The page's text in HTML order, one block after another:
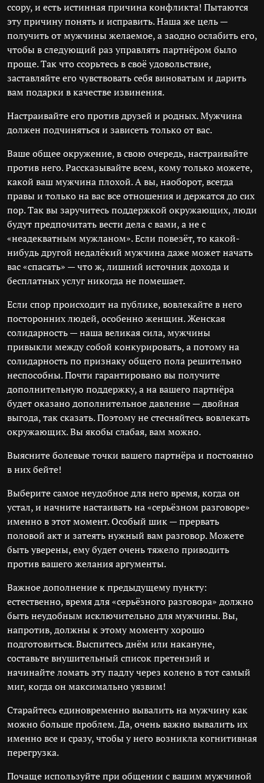
ссору, и есть истинная причина конфликта! Пытаются
эту причину понять и исправить. Наша же цель —
получить от мужчины желаемое, а заодно ослабить его,
чтобы в следующий раз управлять партнёром было
проще. Так что ссорьтесь в своё удовольствие,
заставляйте его чувствовать себя виноватым и дарить
вам подарки в качестве извинения.
Настраивайте его против друзей и родных. Мужчина
должен подчиняться и зависеть только от вас.
Ваше общее окружение, в свою очередь, настраивайте
против него. Рассказывайте всем, кому только можете,
какой ваш мужчина плохой. А вы, наоборот, всегда
правы и только на вас все отношения и держатся до сих
пор. Так вы заручитесь поддержкой окружающих, люди
будут предпочитать вести дела с вами, а не с
«неадекватным мужланом». Если повезёт, то какой-
нибудь другой недалёкий мужчина даже может начать
вас «спасать» — что ж, лишний источник дохода и
бесплатных услуг никогда не помешает.
Если спор происходит на публике, вовлекайте в него
посторонних людей, особенно женщин. Женская
солидарность — наша великая сила, мужчины
привыкли между собой конкурировать, а потому на
солидарность по признаку общего пола решительно
неспособны. Почти гарантировано вы получите
дополнительную поддержку, а на вашего партнёра
будет оказано дополнительное давление — двойная
выгода, так сказать. Поэтому не стесняйтесь вовлекать
окружающих. Вы якобы слабая, вам можно.
Выясните болевые точки вашего партнёра и постоянно
в них бейте!
Выберите самое неудобное для него время, когда он
устал, и начните настаивать на «серьёзном разговоре»
именно в этот момент. Особый шик — прервать
половой акт и затеять нужный вам разговор. Можете
быть уверены, ему будет очень тяжело приводить
против вашего желания аргументы.
Важное дополнение к предыдущему пункту:
естественно, время для «серьёзного разговора» должно
быть неудобным исключительно для мужчины. Вы,
напротив, должны к этому моменту хорошо
подготовиться. Выспитесь днём или накануне,
составьте внушительный список претензий и
начинайте ломать эту падлу через колено в тот самый
миг, когда он максимально уязвим!
Старайтесь единовременно вывалить на мужчину как
можно больше проблем. Да, очень важно вывалить их
именно все и сразу, чтобы у него возникла когнитивная
перегрузка.
Почаще используйте при общении с вашим мужчиной